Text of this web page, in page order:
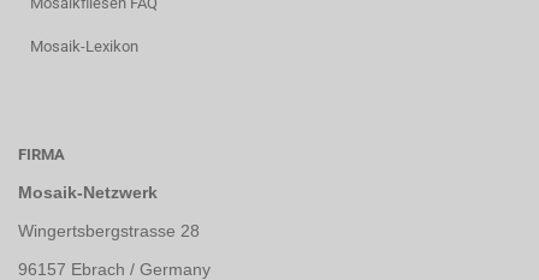
Mosaik-Lexikon
FIRMA
Mosaik-Netzwerk
Wingertsbergstrasse 28
96157 Ebrach / Germany